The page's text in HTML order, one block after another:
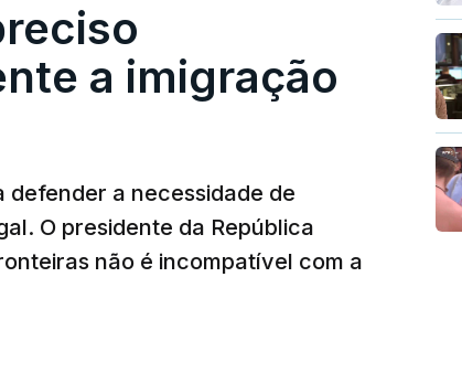
a imigração
defender a necessidade de
O presidente da República
não é incompatível com a